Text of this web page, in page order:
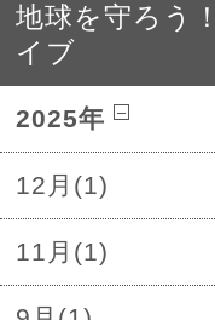
地球を守ろう
イブ
2025年
12月(1)
11月(1)